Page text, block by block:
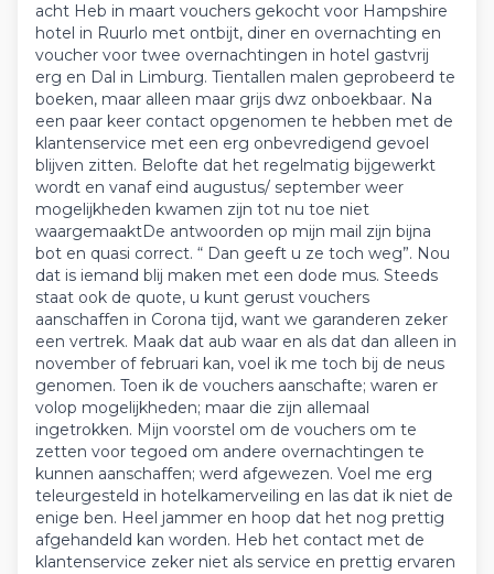
acht Heb in maart vouchers gekocht voor Hampshire
hotel in Ruurlo met ontbijt, diner en overnachting en
voucher voor twee overnachtingen in hotel gastvrij
erg en Dal in Limburg. Tientallen malen geprobeerd te
boeken, maar alleen maar grijs dwz onboekbaar. Na
een paar keer contact opgenomen te hebben met de
klantenservice met een erg onbevredigend gevoel
blijven zitten. Belofte dat het regelmatig bijgewerkt
wordt en vanaf eind augustus/ september weer
mogelijkheden kwamen zijn tot nu toe niet
waargemaaktDe antwoorden op mijn mail zijn bijna
bot en quasi correct. “ Dan geeft u ze toch weg”. Nou
dat is iemand blij maken met een dode mus. Steeds
staat ook de quote, u kunt gerust vouchers
aanschaffen in Corona tijd, want we garanderen zeker
een vertrek. Maak dat aub waar en als dat dan alleen in
november of februari kan, voel ik me toch bij de neus
genomen. Toen ik de vouchers aanschafte; waren er
volop mogelijkheden; maar die zijn allemaal
ingetrokken. Mijn voorstel om de vouchers om te
zetten voor tegoed om andere overnachtingen te
kunnen aanschaffen; werd afgewezen. Voel me erg
teleurgesteld in hotelkamerveiling en las dat ik niet de
enige ben. Heel jammer en hoop dat het nog prettig
afgehandeld kan worden. Heb het contact met de
klantenservice zeker niet als service en prettig ervaren